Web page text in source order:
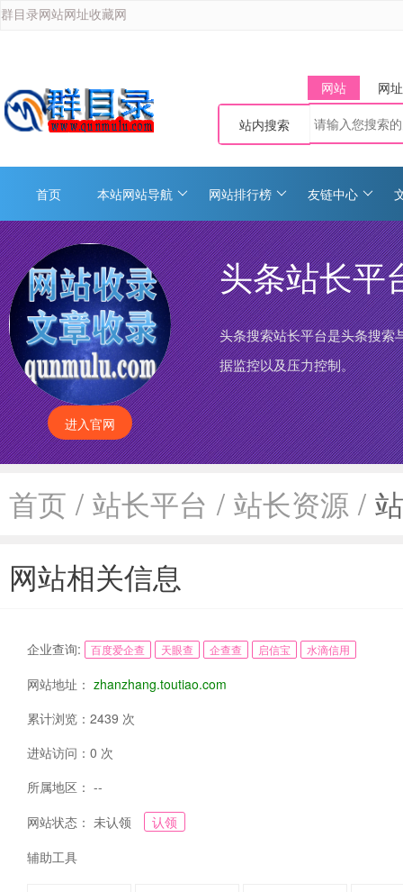
群目录网站网址收藏网
网站 网址
站内搜索
首页 本站网站导航 网站排行榜 友链中心
进入官网
头条站长平
头条搜索站长平台是头条搜索
据监控以及压力控制。
首页 / 站长平台 / 站长资源 /
网站相关信息
企业查询: 百度爱企查 天眼查 企查查 启信宝 水滴信用
网站地址： zhanzhang.toutiao.com
累计浏览：2439 次
进站访问：0 次
所属地区： --
网站状态： 未认领
认领
辅助工具